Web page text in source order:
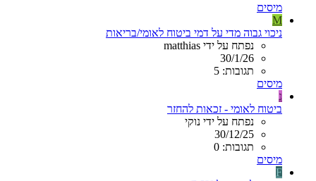
מיסים
M
ניכוי גבוה מדי על דמי ביטוח לאומי/בריאות
נפתח על ידי matthias
30/1/26
תגובות: 5
מיסים
נ
ביטוח לאומי - זכאות להחזר
נפתח על ידי נוקי
30/12/25
תגובות: 0
מיסים
F